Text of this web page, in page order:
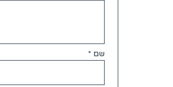
שם *